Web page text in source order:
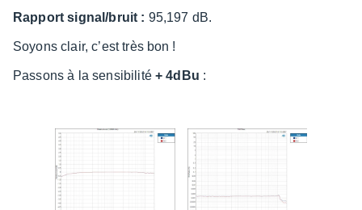
Rapport signal/bruit : 95,197 dB.
Soyons clair, c’est très bon !
Passons à la sensi­bi­lité + 4dBu :